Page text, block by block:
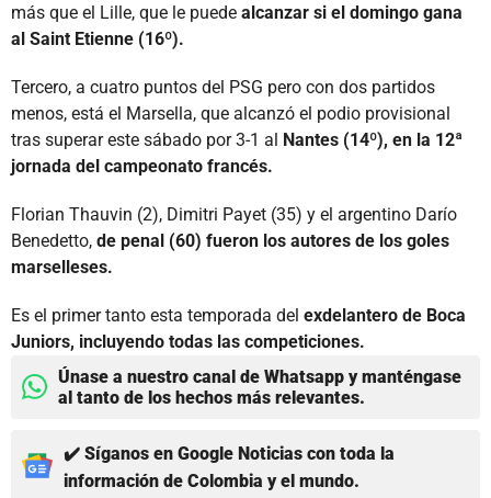
más que el Lille, que le puede alcanzar si el domingo gana
al Saint Etienne (16º).
Tercero, a cuatro puntos del PSG pero con dos partidos
menos, está el Marsella, que alcanzó el podio provisional
tras superar este sábado por 3-1 al Nantes (14º), en la 12ª
jornada del campeonato francés.
Florian Thauvin (2), Dimitri Payet (35) y el argentino Darío
Benedetto, de penal (60) fueron los autores de los goles
marselleses.
Es el primer tanto esta temporada del exdelantero de Boca
Juniors, incluyendo todas las competiciones.
Únase a nuestro canal de Whatsapp y manténgase
al tanto de los hechos más relevantes.
✔️ Síganos en Google Noticias con toda la
información de Colombia y el mundo.